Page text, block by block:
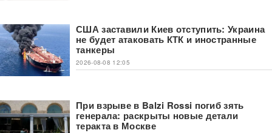
США заставили Киев отступить: Украина
не будет атаковать КТК и иностранные
танкеры
2026-08-08 12:05
При взрыве в Balzi Rossi погиб зять
генерала: раскрыты новые детали
теракта в Москве